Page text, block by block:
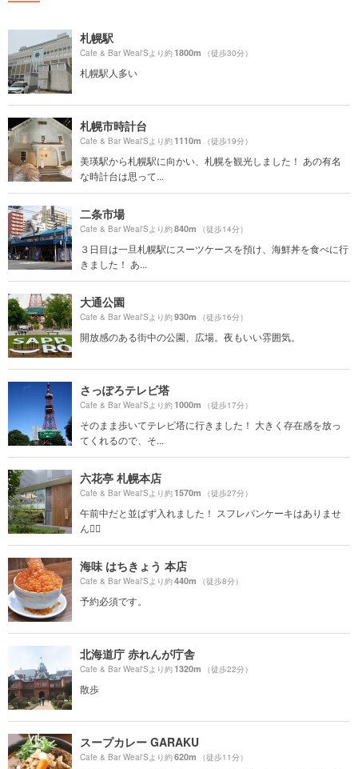
札幌駅
Cafe & Bar Weal'Sより約1800m （徒歩30分）
札幌駅人多い
札幌市時計台
Cafe & Bar Weal'Sより約1110m （徒歩19分）
美瑛駅から札幌駅に向かい、札幌を観光しました！ あの有名
な時計台は思って...
二条市場
Cafe & Bar Weal'Sより約840m （徒歩14分）
３日目は一旦札幌駅にスーツケースを預け、海鮮丼を食べに行
きました！ あ...
大通公園
Cafe & Bar Weal'Sより約930m （徒歩16分）
開放感のある街中の公園、広場。夜もいい雰囲気。
さっぽろテレビ塔
Cafe & Bar Weal'Sより約1000m （徒歩17分）
そのまま歩いてテレビ塔に行きました！ 大きく存在感を放っ
てくれるので、そ...
六花亭 札幌本店
Cafe & Bar Weal'Sより約1570m （徒歩27分）
午前中だと並ばず入れました！ スフレパンケーキはありませ
ん🙅‍♀️
海味 はちきょう 本店
Cafe & Bar Weal'Sより約440m （徒歩8分）
予約必須です。
北海道庁 赤れんが庁舎
Cafe & Bar Weal'Sより約1320m （徒歩22分）
散歩
スープカレー GARAKU
Cafe & Bar Weal'Sより約620m （徒歩11分）